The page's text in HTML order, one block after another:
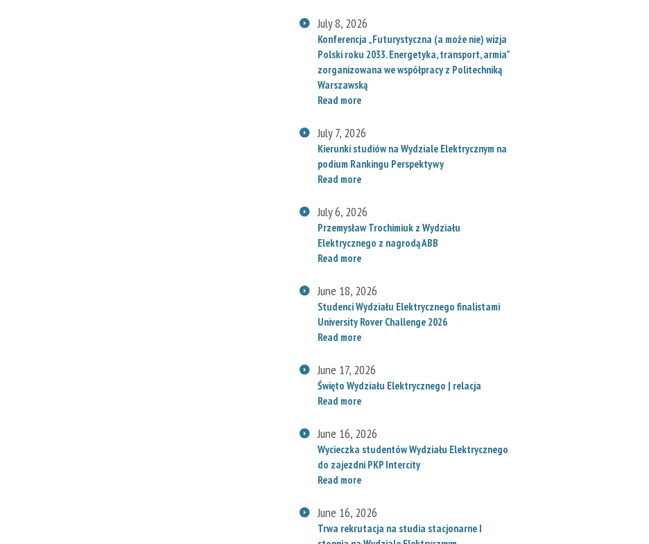
July 8, 2026
Konferencja „Futurystyczna (a może nie) wizja
Polski roku 2033. Energetyka, transport, armia”
zorganizowana we współpracy z Politechniką
Warszawską
Read more
July 7, 2026
Kierunki studiów na Wydziale Elektrycznym na
podium Rankingu Perspektywy
Read more
July 6, 2026
Przemysław Trochimiuk z Wydziału
Elektrycznego z nagrodą ABB
Read more
June 18, 2026
Studenci Wydziału Elektrycznego finalistami
University Rover Challenge 2026
Read more
June 17, 2026
Święto Wydziału Elektrycznego | relacja
Read more
June 16, 2026
Wycieczka studentów Wydziału Elektrycznego
do zajezdni PKP Intercity
Read more
June 16, 2026
Trwa rekrutacja na studia stacjonarne I